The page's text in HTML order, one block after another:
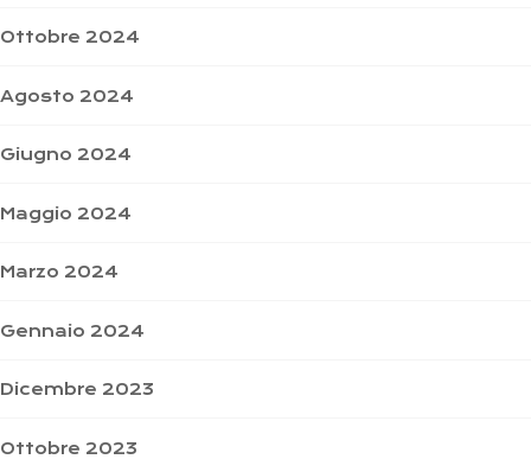
Ottobre 2024
Agosto 2024
Giugno 2024
Maggio 2024
Marzo 2024
Gennaio 2024
Dicembre 2023
Ottobre 2023